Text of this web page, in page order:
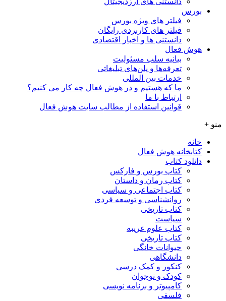
بورس
فیلتر های ویژه بورس
فیلتر های کاربردی رایگان
دانستنی ها و اخبار اقتصادی
هوش فعال
بیانیه سلب مسئولیت
تعرفه‌ها و پلن‌های تبلیغاتی
خدمات بین المللی
ما که هستیم و در هوش فعال چه کار می کنیم؟
ارتباط با ما
قوانین استفاده از مطالب سایت هوش فعال
منو +
خانه
کتابخانه هوش فعال
دانلود کتاب
کتاب بورس و فارکس
کتاب رمان و داستان
کتاب اجتماعی و سیاسی
روانشناسی و توسعه فردی
کتاب تاریخی
سیاست
کتاب علوم غریبه
کتاب تاریخی
حیوانات خانگی
دانشگاهی
کنکور و کمک‌ درسی
کودک و نوجوان
کامپیوتر و برنامه نویسی
فلسفی